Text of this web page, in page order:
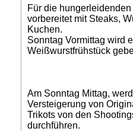
Für die
vorbereitet mit Steaks,
Kuchen.
Sonntag Vormittag wird
Weißwurstfrühstück
Am Sonntag Mittag,
Versteigerung von
Trikots von den
durchführen.